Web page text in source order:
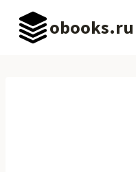
Перейти
содержимому
obooks.ru